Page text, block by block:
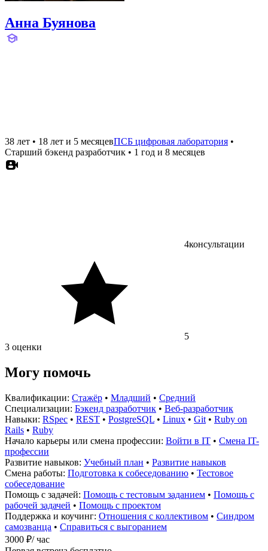
Анна Буянова
38 лет • 18 лет и 5 месяцевПСБ цифровая лаборатория •
Старший бэкенд разработчик • 1 год и 8 месяцев
4консультации
5
3 оценки
Могу помочь
Квалификации: Стажёр • Младший • Средний
Специализации: Бэкенд разработчик • Веб-разработчик
Навыки: RSpec • REST • PostgreSQL • Linux • Git • Ruby on
Rails • Ruby
Начало карьеры или смена профессии: Войти в IT • Смена IT-
профессии
Развитие навыков: Учебный план • Развитие навыков
Смена работы: Подготовка к собеседованию • Тестовое
собеседование
Помощь с задачей: Помощь с тестовым заданием • Помощь с
рабочей задачей • Помощь с проектом
Поддержка и коучинг: Отношения с коллективом • Синдром
самозванца • Справиться с выгоранием
3000 ₽/ час